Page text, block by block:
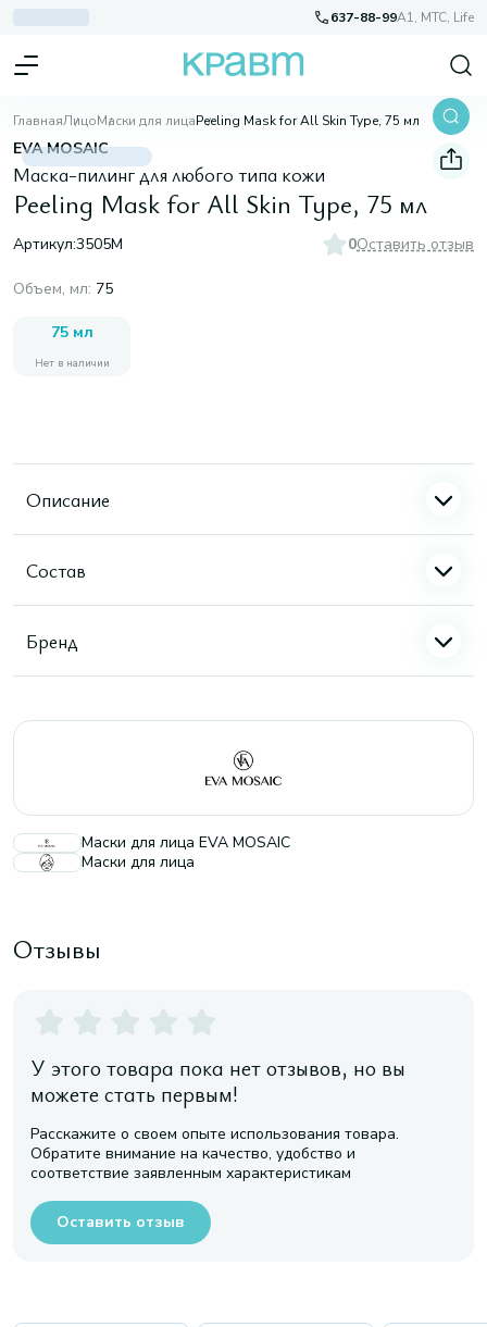
637-88-99A1, МТС, Life
ГлавнаяЛицоМаски для лицаPeeling Mask for All Skin Type, 75 мл
EVA MOSAIC
Маска-пилинг для любого типа кожи
Peeling Mask for All Skin Type, 75 мл
Артикул:3505М 0Оставить отзыв
Объем, мл: 75
75 мл
Нет в наличии
Описание
Состав
Бренд
Маски для лица EVA MOSAIC
Маски для лица
Отзывы
У этого товара пока нет отзывов, но вы
можете стать первым!
Расскажите о своем опыте использования товара.
Обратите внимание на качество, удобство и
соответствие заявленным характеристикам
Оставить отзыв